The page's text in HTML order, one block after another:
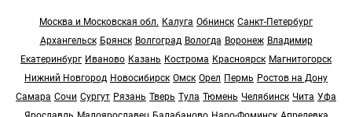
Москва и Московская обл. Калуга Обнинск Санкт-Петербург
Архангельск Брянск Волгоград Вологда Воронеж Владимир
Екатеринбург Иваново Казань Кострома Красноярск Магнитогорск
Нижний Новгород Новосибирск Омск Орел Пермь Ростов на Дону
Самара Сочи Сургут Рязань Тверь Тула Тюмень Челябинск Чита Уфа